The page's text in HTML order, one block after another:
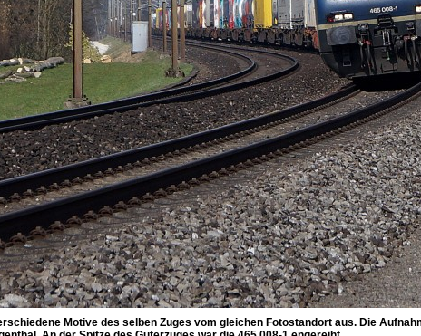
Motive des selben Zuges vom gleichen Fotostandort aus. Die